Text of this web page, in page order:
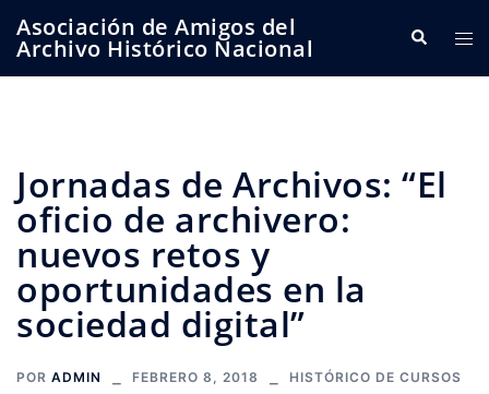
Asociación de Amigos del
Archivo Histórico Nacional Buscar
Jornadas de Archivos: “El
oficio de archivero:
nuevos retos y
oportunidades en la
sociedad digital”
POR ADMIN FEBRERO 8, 2018 HISTÓRICO DE CURSOS